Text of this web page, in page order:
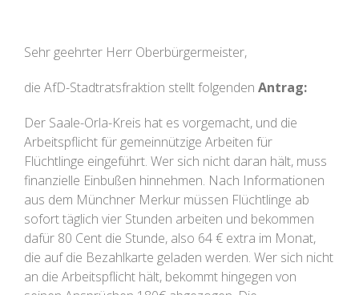
Sehr geehrter Herr Oberbürgermeister,
die AfD-Stadtratsfraktion stellt folgenden Antrag:
Der Saale-Orla-Kreis hat es vorgemacht, und die
Arbeitspflicht für gemeinnützige Arbeiten für
Flüchtlinge eingeführt. Wer sich nicht daran hält, muss
finanzielle Einbußen hinnehmen. Nach Informationen
aus dem Münchner Merkur müssen Flüchtlinge ab
sofort täglich vier Stunden arbeiten und bekommen
dafür 80 Cent die Stunde, also 64 € extra im Monat,
die auf die Bezahlkarte geladen werden. Wer sich nicht
an die Arbeitspflicht hält, bekommt hingegen von